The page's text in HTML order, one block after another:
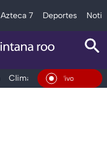
Azteca 7 Deportes
Clima Tráfico
En Vivo